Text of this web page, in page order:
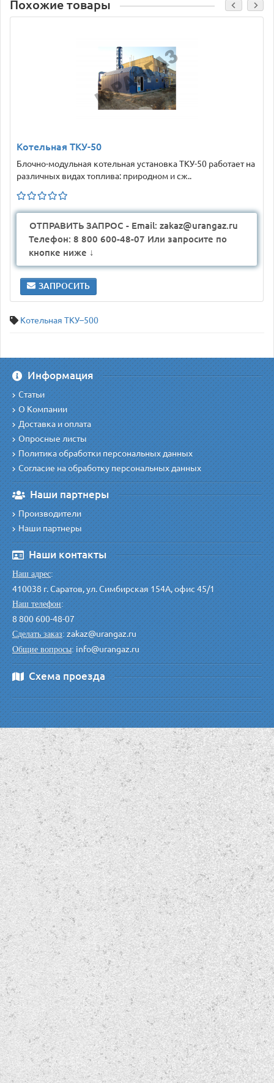
Похожие товары
Котельная ТКУ-50
Блочно-модульная котельная установка ТКУ-50 работает на
различных видах топлива: природном и сж..
ОТПРАВИТЬ ЗАПРОС - Email: zakaz@urangaz.ru
Телефон: 8 800 600-48-07 Или запросите по
кнопке ниже ↓
ЗАПРОСИТЬ
Котельная ТКУ–500
Информация
Статьи
О Компании
Доставка и оплата
Опросные листы
Политика обработки персональных данных
Согласие на обработку персональных данных
Наши партнеры
Производители
Наши партнеры
Наши контакты
Наш адрес:
410038 г. Саратов, ул. Симбирская 154А, офис 45/1
Наш телефон:
8 800 600-48-07
Сделать заказ:zakaz@urangaz.ru
Общие вопросы:info@urangaz.ru
Схема проезда